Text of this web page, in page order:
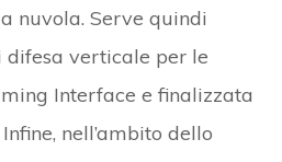
nuvola. Serve quindi
verticale per le
Interface e finalizzata
Infine, nell’ambito dello